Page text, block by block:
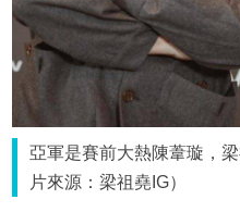
亞軍是賽前大熱陳葦璇，
片來源：梁祖堯IG）